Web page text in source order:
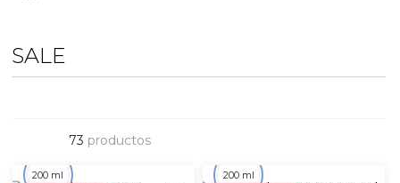
SALE
73 productos
200 ml 200 ml